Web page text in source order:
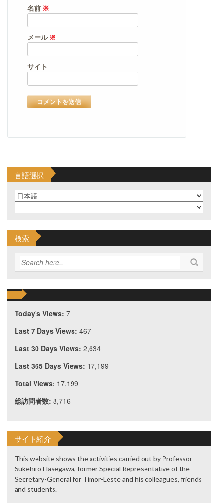
名前 ※
メール ※
サイト
言語選択
検索
Today's Views: 7
Last 7 Days Views: 467
Last 30 Days Views: 2,634
Last 365 Days Views: 17,199
Total Views: 17,199
総訪問者数: 8,716
サイト紹介
This website shows the activities carried out by Professor
Sukehiro Hasegawa, former Special Representative of the
Secretary-General for Timor-Leste and his colleagues, friends
and students.